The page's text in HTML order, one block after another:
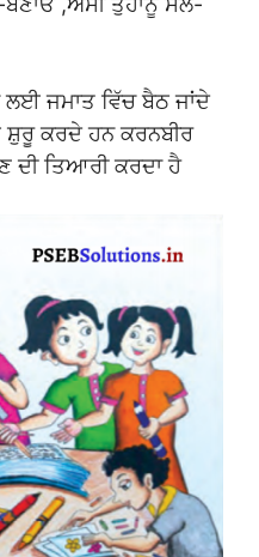
ਜਮਾਤ ਵਿੱਚ ਬੈਠ ਜਾਂਦੇ
ਸ਼ੁਰੂ ਕਰਦੇ ਹਨ ਕਰਨਬੀਰ
ਦੀ ਤਿਆਰੀ ਕਰਦਾ ਹੈ